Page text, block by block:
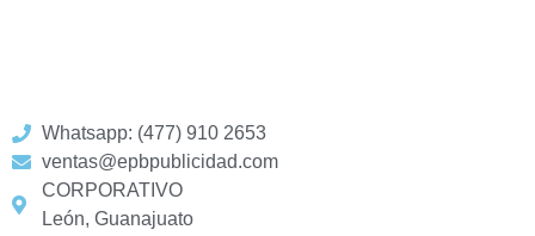
Whatsapp: (477) 910 2653
ventas@epbpublicidad.com
CORPORATIVO
León, Guanajuato